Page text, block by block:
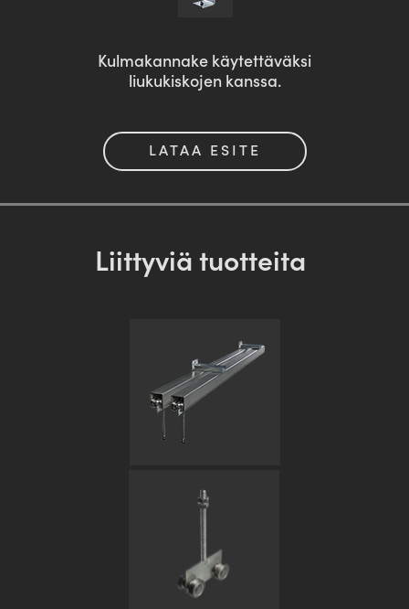
Kulmakannake käytettäväksi
liukukiskojen kanssa.
LATAA ESITE
Liittyviä tuotteita